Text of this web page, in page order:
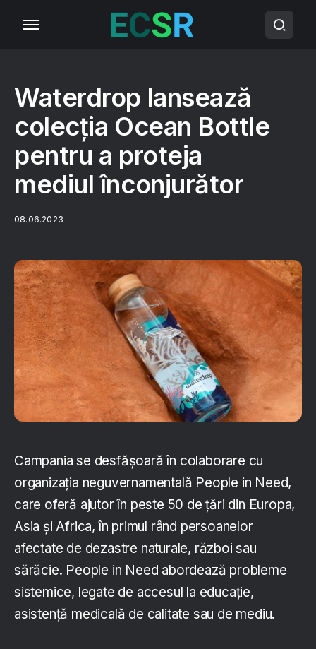
Waterdrop lansează
colecția Ocean Bottle
pentru a proteja
mediul înconjurător
08.06.2023
Campania se desfășoară în colaborare cu
organizația neguvernamentală People in Need,
care oferă ajutor în peste 50 de țări din Europa,
Asia și Africa, în primul rând persoanelor
afectate de dezastre naturale, război sau
sărăcie. People in Need abordează probleme
sistemice, legate de accesul la educație,
asistență medicală de calitate sau de mediu.